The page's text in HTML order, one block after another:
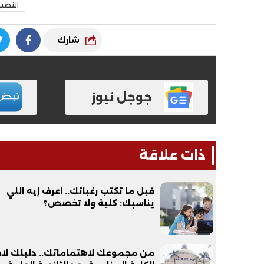
شارك
جوجل نيوز
ذات علاقة
قبل ما تكتب رغباتك.. اعرف إيه اللي
يناسبك: كلية ولا تخصص؟
من مجموعك لاهتماماتك.. دليلك
الوداع الأخير.. دفن جثامين الضحايا
الأربعة بقرية السعدية في الفيوم
افتتاح أكبر